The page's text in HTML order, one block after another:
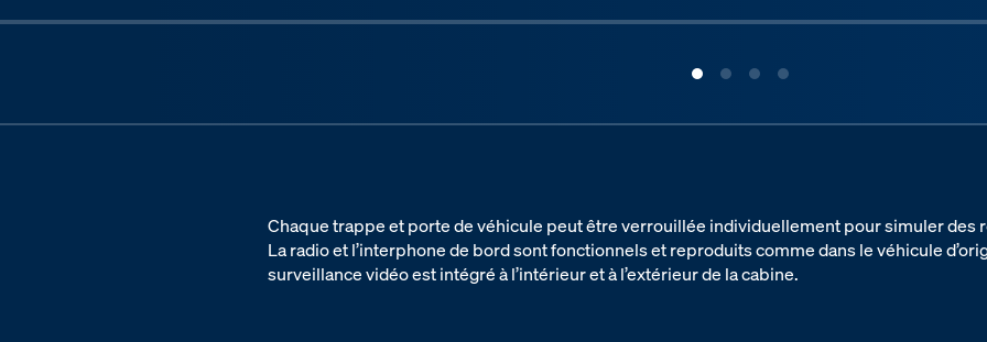
Chaque trappe et porte de véhicule peut être verrouillée individuellement pour simuler des
La radio et l’interphone de bord sont fonctionnels et reproduits comme dans le véhicule
surveillance vidéo est intégré à l’intérieur et à l’extérieur de la cabine.